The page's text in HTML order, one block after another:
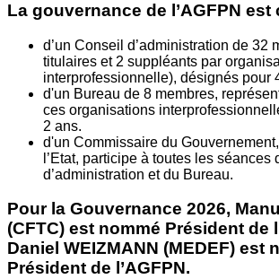
La gouvernance de l’AGFPN est
d’un Conseil d’administration de 32
titulaires et 2 suppléants par
interprofessionnelle), désignés pour
d'un Bureau de 8 membres,
ces organisations
2 ans.
d'un Commissaire du
l’Etat, participe à toutes les séances
d’administration et du Bureau.
Pour la Gouvernance 2026,
(CFTC) est nommé Président de
Daniel WEIZMANN (MEDEF) est
Président de l’AGFPN.